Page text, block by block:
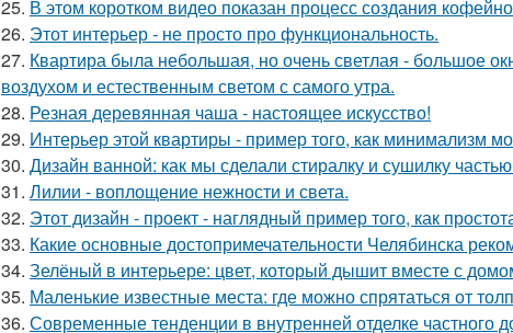
25. В этом коротком видео показан процесс создания
26. Этот интерьер - не просто про функциональность.
27. Квартира была небольшая, но очень светлая - большое
воздухом и естественным светом с самого утра.
28. Резная деревянная чаша - настоящее искусство!
29. Интерьер этой квартиры - пример того, как минимализм
30. Дизайн ванной: как мы сделали стиралку и сушилку
31. Лилии - воплощение нежности и света.
32. Этот дизайн - проект - наглядный пример того, как
33. Какие основные достопримечательности Челябинска
34. Зелёный в интерьере: цвет, который дышит вместе с
35. Маленькие известные места: где можно спрятаться от
36. Современные тенденции в внутренней отделке частного